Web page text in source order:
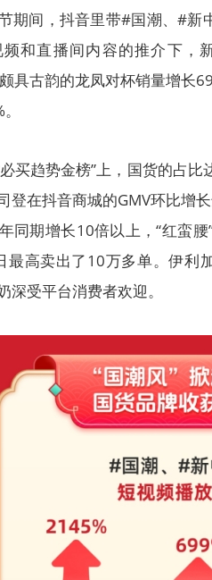
期间，抖音里带#国潮、#新
和直播间内容的推介下，
具古韵的龙凤对杯销量增长
买趋势金榜”上，国货的占
登在抖音商城的GMV环比增
同期增长10倍以上，“红蛮
最高卖出了10万多单。伊利
深受平台消费者欢迎。